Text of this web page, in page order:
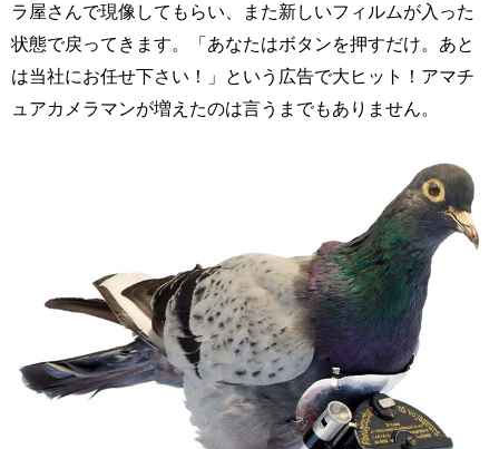
ラ屋さんで現像してもらい、また新しいフィルムが入った
状態で戻ってきます。「あなたはボタンを押すだけ。あと
は当社にお任せ下さい！」という広告で大ヒット！アマチ
ュアカメラマンが増えたのは言うまでもありません。